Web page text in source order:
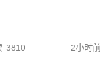
3810 2小时前